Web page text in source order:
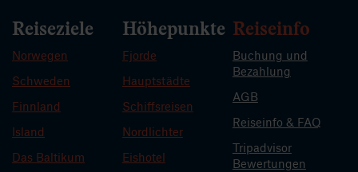
Reiseziele
Norwegen
Schweden
Finnland
Island
Das Baltikum
Höhepunkte
Fjorde
Hauptstädte
Schiffsreisen
Nordlichter
Eishotel
Reiseinfo
Buchung und
Bezahlung
AGB
Reiseinfo & FAQ
Tripadvisor
Bewertungen